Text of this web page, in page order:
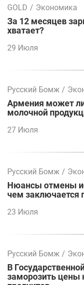
GOLD / Экономика
За 12 месяцев
хватает?
29 Июля
Русский Бомж /
Армения может
молочной
27 Июля
Русский Бомж /
Нюансы отмены
чем заключается
23 Июля
Русский Бомж /
В
заморозить цены